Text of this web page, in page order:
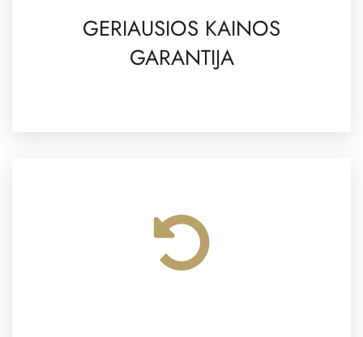
GERIAUSIOS KAINOS
GARANTIJA